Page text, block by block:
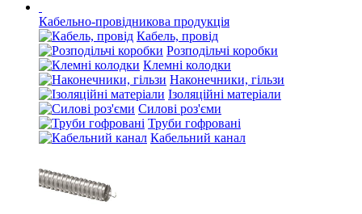
Кабельно-провідникова продукція
Кабель, провід
Розподільчі коробки
Клемні колодки
Наконечники, гільзи
Ізоляційні матеріали
Силові роз'єми
Труби гофровані
Кабельний канал